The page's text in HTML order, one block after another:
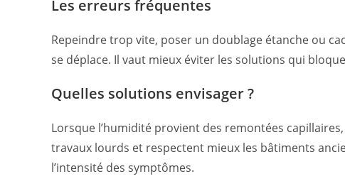
Les erreurs fréquentes
Repeindre trop vite, poser un doublage étanche ou
se déplace. Il vaut mieux éviter les solutions qui
Quelles solutions envisager ?
Lorsque l’humidité provient des remontées
travaux lourds et respectent mieux les bâtiments
l’intensité des symptômes.